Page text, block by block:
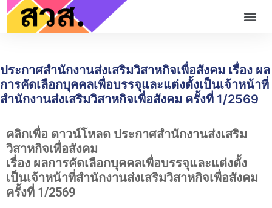
ประกาศสำนักงานส่งเสริมวิสาหกิจเพื่อสังคม เรื่อง ผล
การคัดเลือกบุคคลเพื่อบรรจุและแต่งตั้งเป็นเจ้าหน้าที่
สำนักงานส่งเสริมวิสาหกิจเพื่อสังคม ครั้งที่ 1/2569
คลิกเพื่อ ดาวน์โหลด ประกาศสำนักงานส่งเสริม
วิสาหกิจเพื่อสังคม
เรื่อง ผลการคัดเลือกบุคคลเพื่อบรรจุและแต่งตั้ง
เป็นเจ้าหน้าที่สำนักงานส่งเสริมวิสาหกิจเพื่อสังคม
ครั้งที่ 1/2569